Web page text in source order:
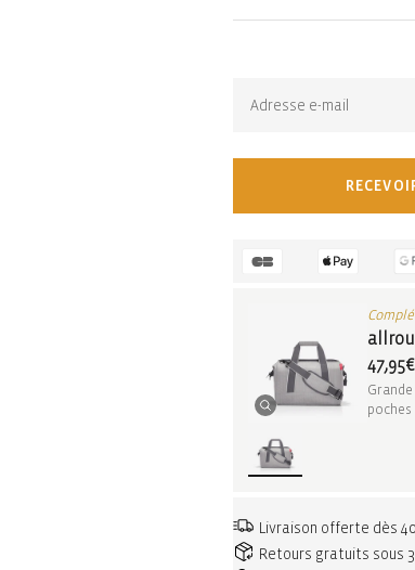
47,95€
Livraison offerte dès
Retours gratuits sous